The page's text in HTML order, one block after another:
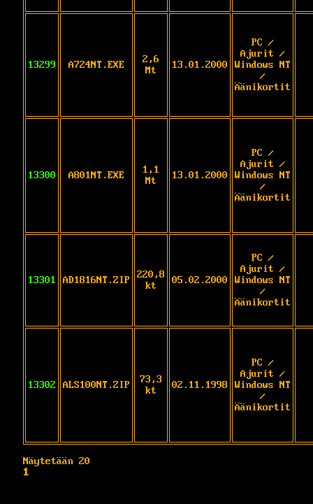
13299 A724NT.EXE
2,6
Mt
13.01.2000
PC /
Ajurit /
Windows NT
/
Äänikortit
13300 A801NT.EXE
1,1
Mt
13.01.2000
PC /
Ajurit /
Windows NT
/
Äänikortit
13301 AD1816NT.ZIP
220,8
kt
05.02.2000
PC /
Ajurit /
Windows NT
/
Äänikortit
13302 ALS100NT.ZIP
73,3
kt
02.11.1998
PC /
Ajurit /
Windows NT
/
Äänikortit
Näytetään 20
1